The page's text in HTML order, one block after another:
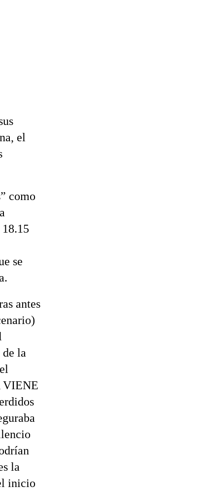
el
como
se
antes
la
VIENE
la
inicio